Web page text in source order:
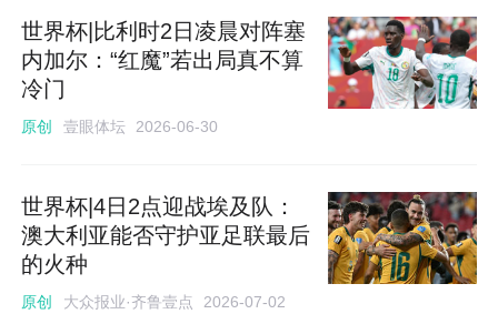
世界杯|比利时2日凌晨对阵塞
内加尔：“红魔”若出局真不算
冷门
原创 壹眼体坛 2026-06-30
世界杯|4日2点迎战埃及队：
澳大利亚能否守护亚足联最后
的火种
原创 大众报业·齐鲁壹点 2026-07-02